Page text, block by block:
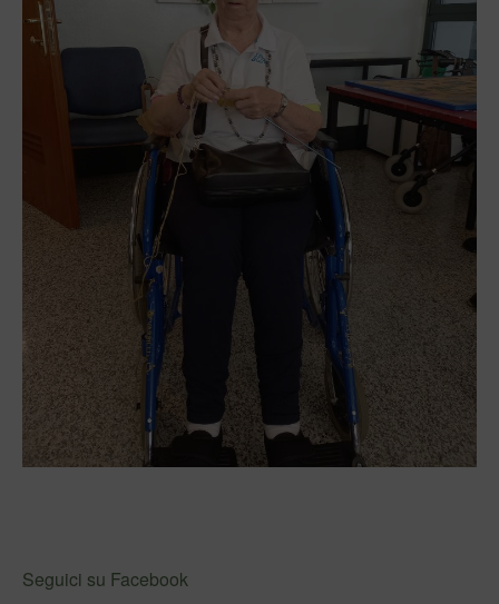
Seguici su Facebook